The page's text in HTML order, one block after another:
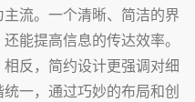
流。一个清晰、简洁的界
能提高信息的传达效率。
反，简约设计更强调对细
一，通过巧妙的布局和创